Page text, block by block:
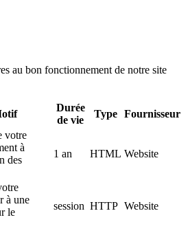
au bon fonctionnement de notre site
Durée
de vie
Type Fournisseur
votre
à
des
1 an HTML Website
à une
le
session HTTP Website